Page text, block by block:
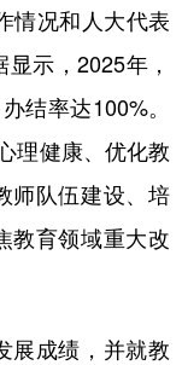
况和人大代表
示，2025年，
结率达100%。
理健康、优化教
师队伍建设、培
教育领域重大改
成绩，并就教